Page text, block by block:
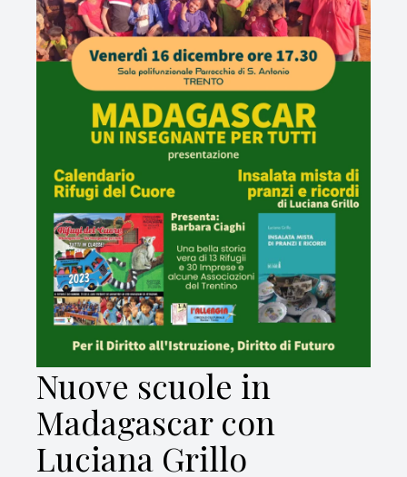
Nuove scuole in
Madagascar con
Luciana Grillo